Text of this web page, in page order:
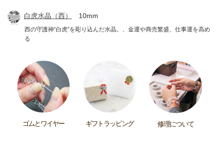
白虎水晶（西） 10mm
西の守護神“白虎”を彫り込んだ水晶。、金運や商売繁盛、仕事運を高め
る
ゴムとワイヤー ギフトラッピング 修理について